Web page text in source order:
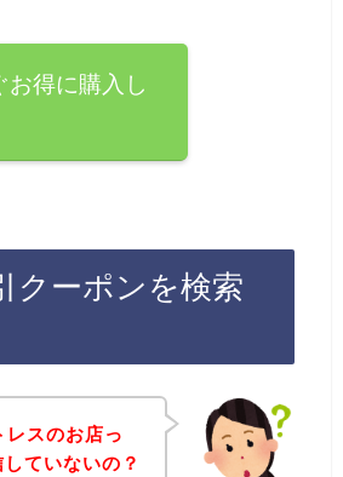
得に購入し
クーポンを検索
スのお店っ
ていないの？